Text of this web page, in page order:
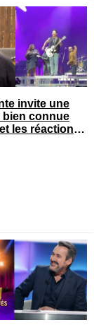
invite une
bien connue
les réactions